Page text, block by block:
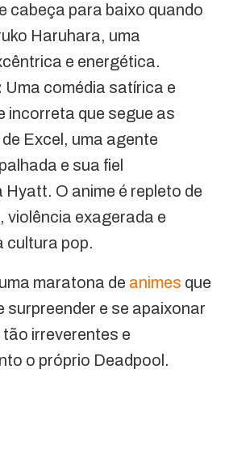
cabeça para baixo quando
Haruhara, uma
e energética.
Uma comédia satírica e
incorreta que segue as
Excel, uma agente
e sua fiel
Hyatt. O anime é repleto de
violência exagerada e
cultura pop.
maratona de animes que
surpreender e se apaixonar
irreverentes e
o próprio Deadpool.